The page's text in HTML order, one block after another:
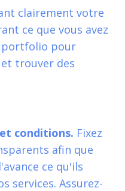
clairement votre
ce que vous avez
portfolio pour
trouver des
conditions. Fixez
afin que
ce qu'ils
services. Assurez-